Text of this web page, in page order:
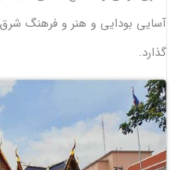
آسایی بودایی و هنر و فرهنگ
گذارد.